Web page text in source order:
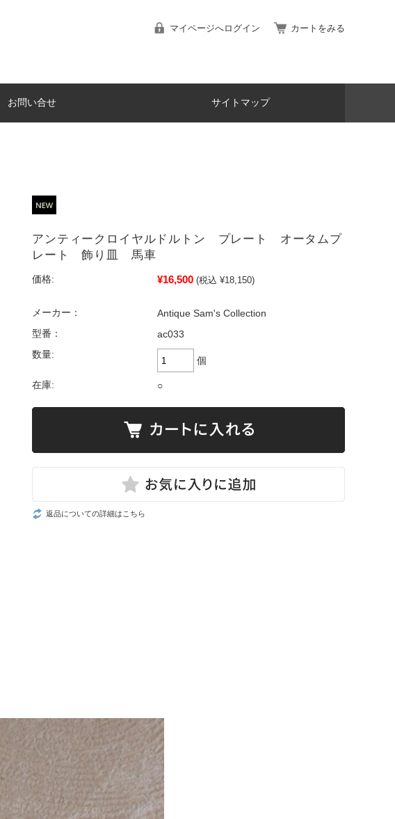
マイページへログイン カートをみる
お問い合せ サイトマップ
アンティークロイヤルドルトン プレート オータムプ
レート 飾り皿 馬車
価格: ¥16,500 (税込 ¥18,150)
メーカー：
Antique Sam's Collection
型番：
ac033
数量:
個
在庫: ○
返品についての詳細はこちら